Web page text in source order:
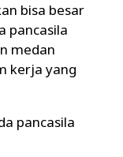
bisa besar
pancasila
medan
kerja yang
pancasila